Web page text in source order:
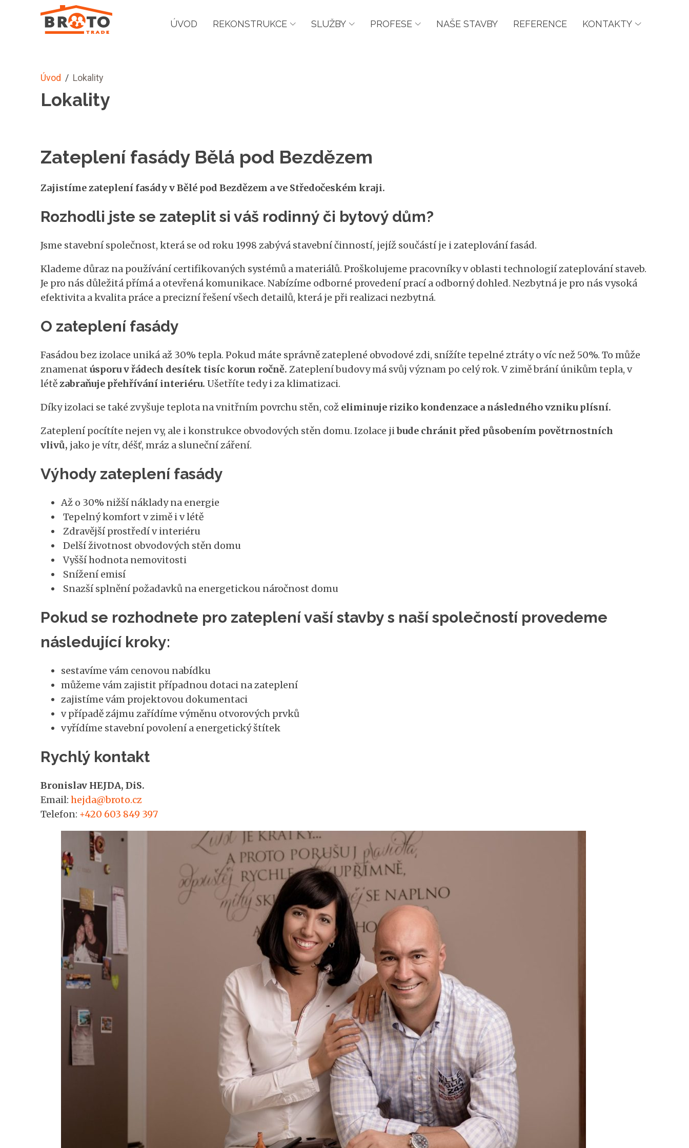
ÚVOD REKONSTRUKCE SLUŽBY PROFESE NAŠE STAVBY REFERENCE KONTAKTY
Úvod / Lokality
Lokality
Zateplení fasády Bělá pod Bezdězem
Zajistíme zateplení fasády v Bělé pod Bezdězem a ve Středočeském kraji.
Rozhodli jste se zateplit si váš rodinný či bytový dům?
Jsme stavební společnost, která se od roku 1998 zabývá stavební činností, jejíž součástí je i zateplování fasád.
Klademe důraz na používání certifikovaných systémů a materiálů. Proškolujeme pracovníky v oblasti technologií zateplování staveb.
Je pro nás důležitá přímá a otevřená komunikace. Nabízíme odborné provedení prací a odborný dohled. Nezbytná je pro nás vysoká
efektivita a kvalita práce a precizní řešení všech detailů, která je při realizaci nezbytná.
O zateplení fasády
Fasádou bez izolace uniká až 30% tepla. Pokud máte správně zateplené obvodové zdi, snížíte tepelné ztráty o víc než 50%. To může
znamenat úsporu v řádech desítek tisíc korun ročně. Zateplení budovy má svůj význam po celý rok. V zimě brání únikům tepla, v
létězabraňuje přehřívání interiéru. Ušetříte tedy i za klimatizaci.
Díky izolaci se také zvyšuje teplota na vnitřním povrchu stěn, což eliminuje riziko kondenzace a následného vzniku plísní.
Zateplení pocítíte nejen vy, ale i konstrukce obvodových stěn domu. Izolace jibude chránit před působením povětrnostních
vlivů, jako je vítr, déšť, mráz a sluneční záření.
Výhody zateplení fasády
Až o 30% nižší náklady na energie
Tepelný komfort v zimě i v létě
Zdravější prostředí v interiéru
Delší životnost obvodových stěn domu
Vyšší hodnota nemovitosti
Snížení emisí
Snazší splnění požadavků na energetickou náročnost domu
Pokud se rozhodnete pro zateplení vaší stavby s naší společností provedeme
následující kroky:
sestavíme vám cenovou nabídku
můžeme vám zajistit případnou dotaci na zateplení
zajistíme vám projektovou dokumentaci
v případě zájmu zařídíme výměnu otvorových prvků
vyřídíme stavební povolení a energetický štítek
Rychlý kontakt
Bronislav HEJDA, DiS.
Email: hejda@broto.cz
Telefon: +420 603 849 397